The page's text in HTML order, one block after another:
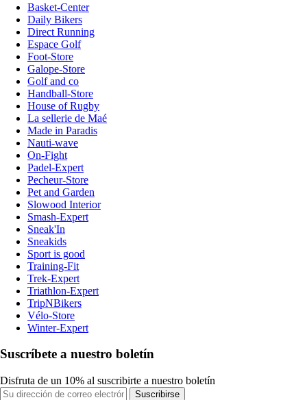
Basket-Center
Daily Bikers
Direct Running
Espace Golf
Foot-Store
Galope-Store
Golf and co
Handball-Store
House of Rugby
La sellerie de Maé
Made in Paradis
Nauti-wave
On-Fight
Padel-Expert
Pecheur-Store
Pet and Garden
Slowood Interior
Smash-Expert
Sneak'In
Sneakids
Sport is good
Training-Fit
Trek-Expert
Triathlon-Expert
TripNBikers
Vélo-Store
Winter-Expert
Suscríbete a nuestro boletín
Disfruta de un 10% al suscribirte a nuestro boletín
Suscribirse